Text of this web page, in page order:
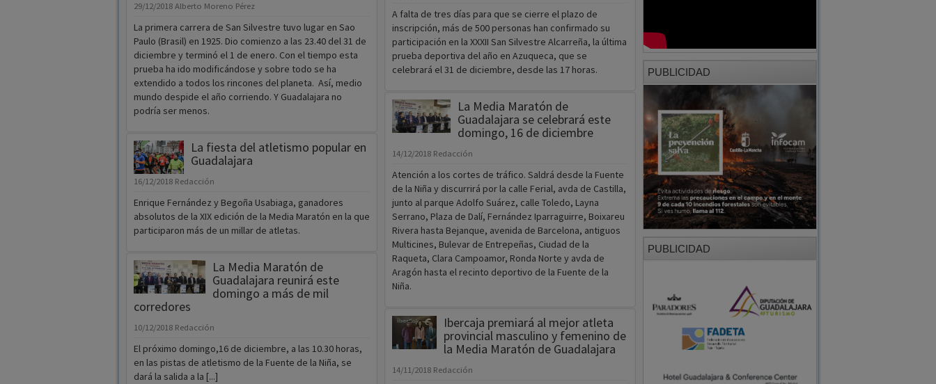
29/12/2018 Alberto Moreno Pérez
La primera carrera de San Silvestre tuvo lugar en Sao
Paulo (Brasil) en 1925. Dio comienzo a las 23.40 del 31 de
diciembre y terminó el 1 de enero. Con el tiempo esta
prueba ha ido modificándose y sobre todo se ha
extendido a todos los rincones del planeta. Así, medio
mundo despide el año corriendo. Y Guadalajara no
podría ser menos.
La fiesta del atletismo popular en
Guadalajara
16/12/2018 Redacción
Enrique Fernández y Begoña Usabiaga, ganadores
absolutos de la XIX edición de la Media Maratón en la que
participaron más de un millar de atletas.
La Media Maratón de
Guadalajara reunirá este
domingo a más de mil
corredores
10/12/2018 Redacción
El próximo domingo,16 de diciembre, a las 10.30 horas,
en las pistas de atletismo de la Fuente de la Niña, se
dará la salida a la [...]
A falta de tres días para que se cierre el plazo de
inscripción, más de 500 personas han confirmado su
participación en la XXXII San Silvestre Alcarreña, la última
prueba deportiva del año en Azuqueca, que se
celebrará el 31 de diciembre, desde las 17 horas.
La Media Maratón de
Guadalajara se celebrará este
domingo, 16 de diciembre
14/12/2018 Redacción
Atención a los cortes de tráfico. Saldrá desde la Fuente
de la Niña y discurrirá por la calle Ferial, avda de Castilla,
junto al parque Adolfo Suárez, calle Toledo, Layna
Serrano, Plaza de Dalí, Fernández Iparraguirre, Boixareu
Rivera hasta Bejanque, avenida de Barcelona, antiguos
Multicines, Bulevar de Entrepeñas, Ciudad de la
Raqueta, Clara Campoamor, Ronda Norte y avda de
Aragón hasta el recinto deportivo de la Fuente de la
Niña.
Ibercaja premiará al mejor atleta
provincial masculino y femenino de
la Media Maratón de Guadalajara
14/11/2018 Redacción
PUBLICIDAD
PUBLICIDAD